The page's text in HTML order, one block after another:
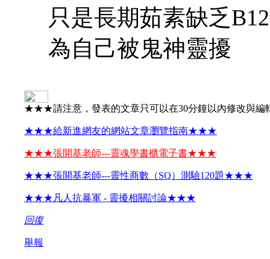
只是長期茹素缺乏
為自己被鬼神靈擾
★★★請注意，發表的文章只可以在30分鐘以內修改與
★★★給新進網友的網站文章瀏覽指南★★★
★★★張開基老師---靈魂學書櫃電子書★★★
★★★張開基老師---靈性商數（SQ）測驗120題★★★
★★★凡人抗暴軍 - 靈擾相關討論★★★
回復
舉報